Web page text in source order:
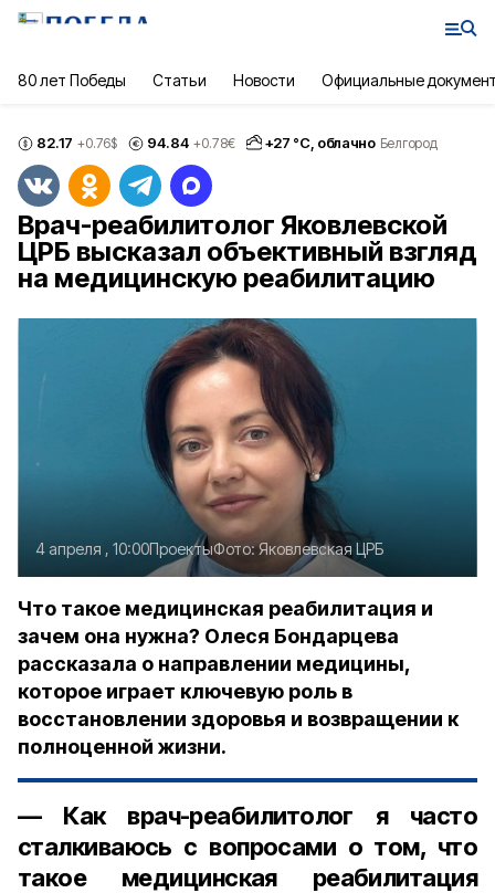
80 лет Победы Статьи Новости Официальные
82.17 +0.76$ 94.84 +0.78€ +27 °С, облачно Белгород
Врач-реабилитолог Яковлевской
ЦРБ высказал объективный взгляд
на медицинскую реабилитацию
4 апреля , 10:00ПроектыФото:Яковлевская ЦРБ
Что такое медицинская реабилитация и
зачем она нужна? Олеся Бондарцева
рассказала о направлении медицины,
которое играет ключевую роль в
восстановлении здоровья и возвращении к
полноценной жизни.
— Как врач-реабилитолог я часто
сталкиваюсь с вопросами о том, что
такое медицинская реабилитация